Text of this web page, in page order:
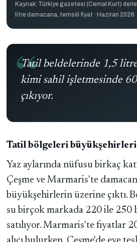
Kaynak: Türkiye gazetesi (Cemal Kurt)
litre damacana, temsili fiyat · Haziran 2026
Tatil beldelerinde 1,5
kimi sahil işletmesinde
çıkıyor.
Tatil bölgeleri
Yaz aylarında nüfusu birkaç
Çeşme ve Marmaris'te
büyükşehirlerin üzerine çıktı.
su birçok markada 220 ile 250
satılıyor. Marmaris'te fiyatlar